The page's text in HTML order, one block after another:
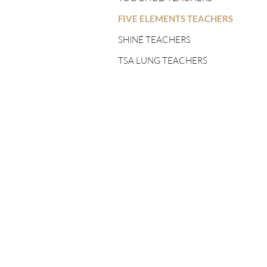
TEACHERS
SHINÉ TEACHERS
TSA LUNG TEACHERS
FIVE ELEMENTS TEACHERS
SHINÉ TEACHERS
TSA LUNG TEACHERS